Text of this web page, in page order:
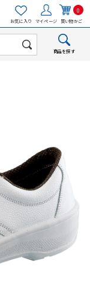
お気に入り マイページ
0
買い物かご
商品を探す